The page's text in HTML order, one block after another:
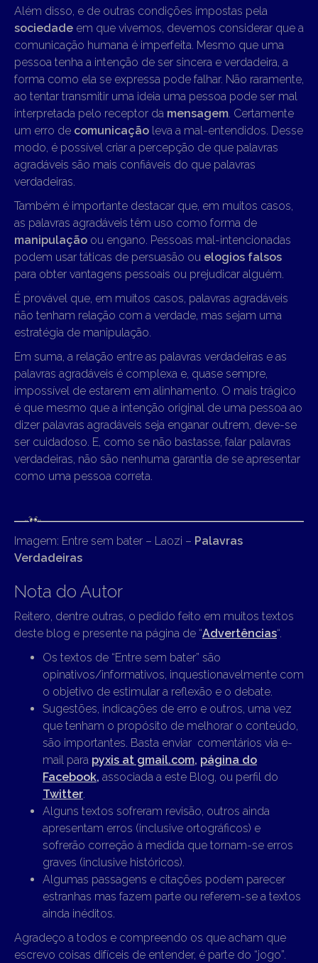
Além disso, e de outras condições impostas pela
sociedade em que vivemos, devemos considerar que a
comunicação humana é imperfeita. Mesmo que uma
pessoa tenha a intenção de ser sincera e verdadeira, a
forma como ela se expressa pode falhar. Não raramente,
ao tentar transmitir uma ideia uma pessoa pode ser mal
interpretada pelo receptor da mensagem. Certamente
um erro de comunicação leva a mal-entendidos. Desse
modo, é possível criar a percepção de que palavras
agradáveis são mais confiáveis do que palavras
verdadeiras.
Também é importante destacar que, em muitos casos,
as palavras agradáveis têm uso como forma de
manipulação ou engano. Pessoas mal-intencionadas
podem usar táticas de persuasão ou elogios falsos
para obter vantagens pessoais ou prejudicar alguém.
É provável que, em muitos casos, palavras agradáveis
não tenham relação com a verdade, mas sejam uma
estratégia de manipulação.
Em suma, a relação entre as palavras verdadeiras e as
palavras agradáveis é complexa e, quase sempre,
impossível de estarem em alinhamento. O mais trágico
é que mesmo que a intenção original de uma pessoa ao
dizer palavras agradáveis seja enganar outrem, deve-se
ser cuidadoso. E, como se não bastasse, falar palavras
verdadeiras, não são nenhuma garantia de se apresentar
como uma pessoa correta.
Imagem: Entre sem bater – Laozi – Palavras
Verdadeiras
Nota do Autor
Reitero, dentre outras, o pedido feito em muitos textos
deste blog e presente na página de “Advertências“.
Os textos de “Entre sem bater” são
opinativos/informativos, inquestionavelmente com
o objetivo de estimular a reflexão e o debate.
Sugestões, indicações de erro e outros, uma vez
que tenham o propósito de melhorar o conteúdo,
são importantes. Basta enviar comentários via e-
mail para pyxis at gmail.com, página do
Facebook, associada a este Blog, ou perfil do
Twitter.
Alguns textos sofreram revisão, outros ainda
apresentam erros (inclusive ortográficos) e
sofrerão correção à medida que tornam-se erros
graves (inclusive históricos).
Algumas passagens e citações podem parecer
estranhas mas fazem parte ou referem-se a textos
ainda inéditos.
Agradeço a todos e compreendo os que acham que
escrevo coisas difíceis de entender, é parte do “jogo”.